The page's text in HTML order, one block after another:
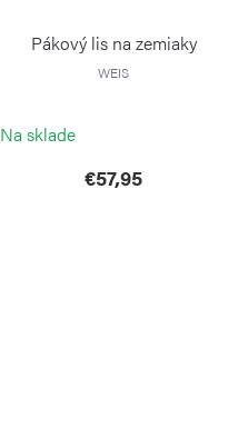
Pákový lis na zemiaky
WEIS
Na sklade
€57,95